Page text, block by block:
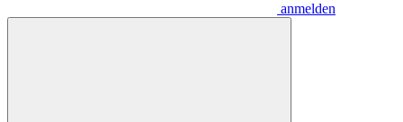
anmelden